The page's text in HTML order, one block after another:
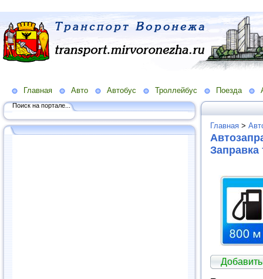
Главная Авто Автобус Троллейбус Поезда
Поиск на портале...
Главная >
Заправка